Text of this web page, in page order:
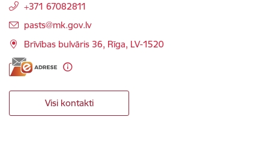
+371 67082811
E-pasts:
pasts@mk.gov.lv
Brīvības bulvāris 36, Rīga, LV-1520
Visi kontakti